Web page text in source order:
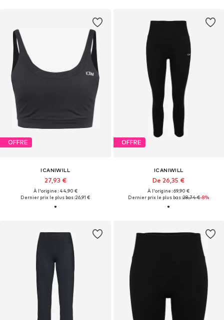
OFFRE
ICANIWILL
27,93 €
À l'origine : 44,90 €
Dernier prix le plus bas :26,91 €
OFFRE
ICANIWILL
De 26,35 €
À l'origine : 69,90 €
Dernier prix le plus bas :28,74 €-8%